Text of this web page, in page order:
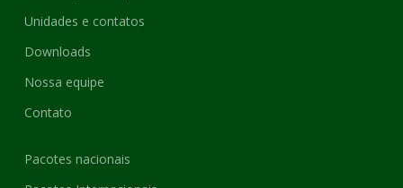
Unidades e contatos
Downloads
Nossa equipe
Contato
Pacotes nacionais